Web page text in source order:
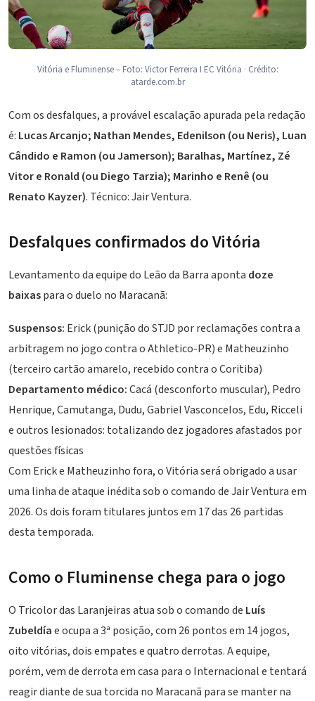
Vitória e Fluminense – Foto: Victor Ferreira I EC Vitória · Crédito:
atarde.com.br
Com os desfalques, a provável escalação apurada pela redação
é: Lucas Arcanjo; Nathan Mendes, Edenilson (ou Neris), Luan
Cândido e Ramon (ou Jamerson); Baralhas, Martínez, Zé
Vitor e Ronald (ou Diego Tarzia); Marinho e Renê (ou
Renato Kayzer). Técnico:Jair Ventura.
Desfalques confirmados do Vitória
Levantamento da equipe do Leão da Barra aponta doze
baixaspara o duelo no Maracanã:
Suspensos: Erick (punição do STJD por reclamações contra a
arbitragem no jogo contra o Athletico-PR) e Matheuzinho
(terceiro cartão amarelo, recebido contra o Coritiba)
Departamento médico:Cacá (desconforto muscular), Pedro
Henrique,Camutanga, Dudu, Gabriel Vasconcelos, Edu, Ricceli
e outros lesionados: totalizando dez jogadores afastados por
questões físicas
Com Erick e Matheuzinho fora, o Vitória será obrigado a usar
uma linha de ataque inédita sob o comando de Jair Ventura em
2026. Os dois foram titulares juntos em 17 das 26 partidas
desta temporada.
Como o Fluminense chega para o jogo
O Tricolor das Laranjeiras atua sob o comando de Luís
Zubeldíae ocupa a 3ª posição, com 26 pontos em 14 jogos,
oito vitórias, dois empates e quatro derrotas. A equipe,
porém, vem de derrota em casa para o Internacional e tentará
reagir diante de sua torcida no Maracanã para se manter na